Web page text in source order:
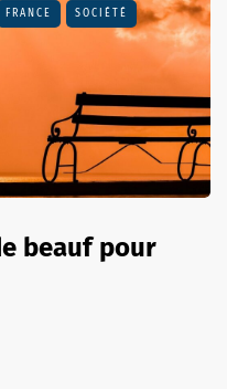
FRANCE SOCIÉTÉ
beauf pour